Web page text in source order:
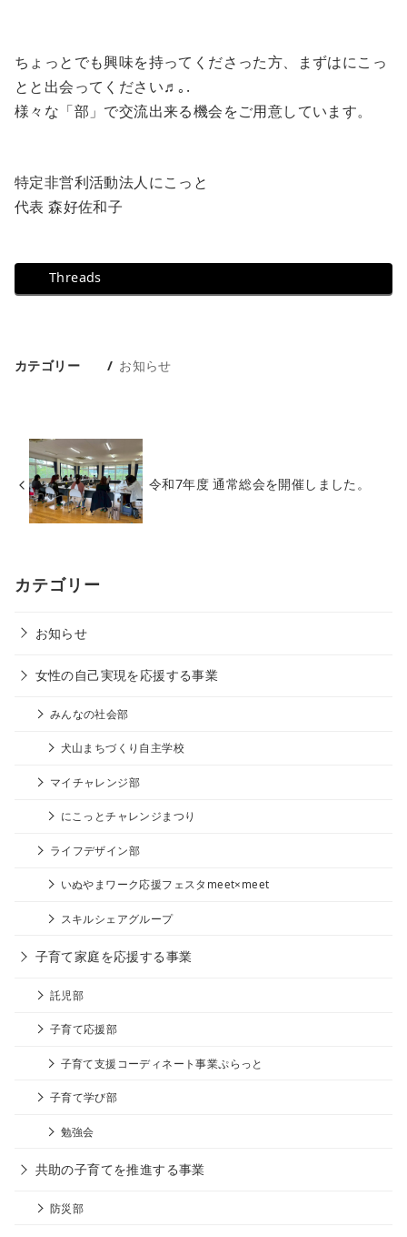
ちょっとでも興味を持ってくださった方、まずはにこっ
とと出会ってください♬｡.
様々な「部」で交流出来る機会をご用意しています。
特定非営利活動法人にこっと
代表 森好佐和子
Threads
カテゴリー お知らせ
令和7年度 通常総会を開催しました。
カテゴリー
お知らせ
女性の自己実現を応援する事業
みんなの社会部
犬山まちづくり自主学校
マイチャレンジ部
にこっとチャレンジまつり
ライフデザイン部
いぬやまワーク応援フェスタmeet×meet
スキルシェアグループ
子育て家庭を応援する事業
託児部
子育て応援部
子育て支援コーディネート事業ぷらっと
子育て学び部
勉強会
共助の子育てを推進する事業
防災部